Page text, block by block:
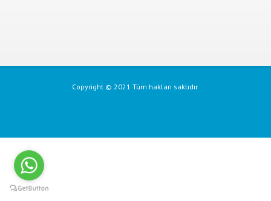
Copyright © 2021 Tüm hakları saklıdır.